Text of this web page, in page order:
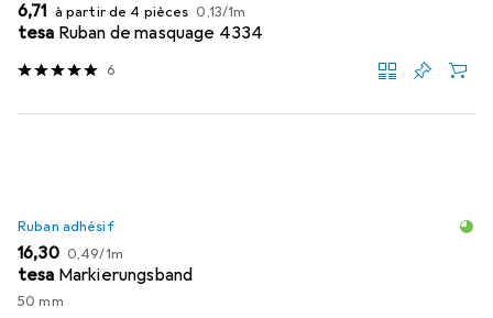
EUR
6,71 à partir de 4 pièces EUR
0,13/1m
tesa Ruban de masquage 4334
6
Ruban adhésif
EUR
16,30 EUR
0,49/1m
tesa Markierungsband
50 mm